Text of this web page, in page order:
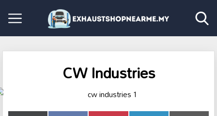
CW Industries